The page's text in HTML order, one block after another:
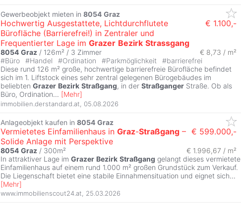
Gewerbeobjekt mieten in 8054 Graz
Hochwertig Ausgestattete, Lichtdurchflutete
Bürofläche (Barrierefrei!) in Zentraler und
Frequentierter Lage im Grazer Bezirk Strassgang
€ 1.100,-
8054 Graz / 126m² / 3 Zimmer € 8,73 / m²
#Büro #Handel #Ordination #Parkmöglichkeit #barrierefrei
Diese rund 126 m² große, hochwertige barrierefreie Bürofläche befindet
sich im 1. Liftstock eines sehr zentral gelegenen Bürogebäudes im
beliebten Grazer Bezirk Straßgang, in der Straßganger Straße. Ob als
Büro, Ordination... [Mehr]
immobilien.derstandard.at 05.08.2026
Anlageobjekt kaufen in 8054 Graz
Vermietetes Einfamilienhaus in Graz-Straßgang –
Solide Anlage mit Perspektive
€ 599.000,-
8054 Graz / 300m²
€ 1.996,67 / m²
In attraktiver Lage im Grazer Bezirk Straßgang gelangt dieses vermietete
Einfamilienhaus auf einem rund 1.000 m² großen Grundstück zum Verkauf.
Die Liegenschaft bietet eine stabile Einnahmensituation und eignet sich...
[Mehr]
www.immobilienscout24.at 25.03.2026